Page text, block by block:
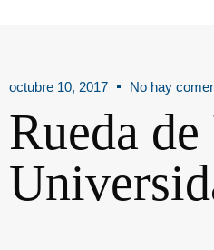
octubre 10, 2017 No hay
Rueda